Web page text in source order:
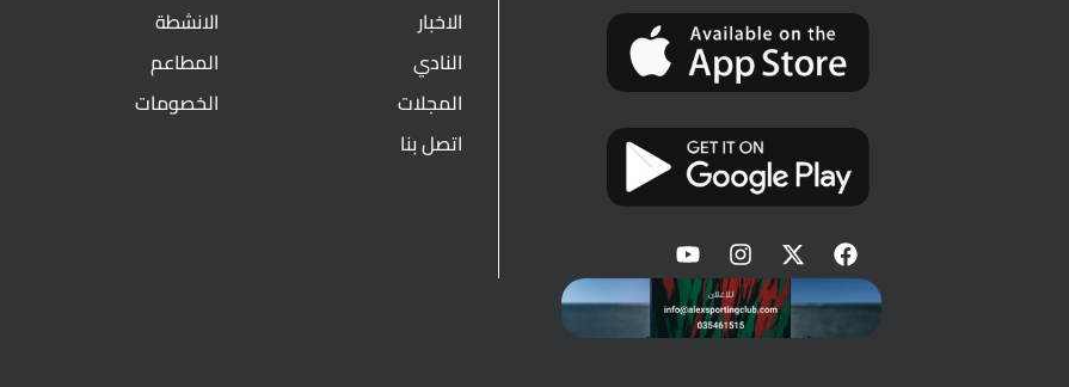
الاخبار
النادي
المجلات
اتصل بنا
الانشطة
المطاعم
الخصومات